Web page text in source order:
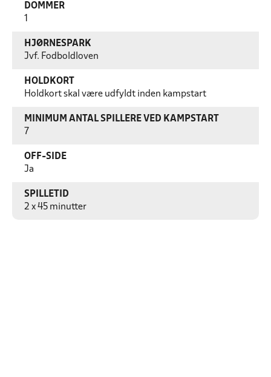
DOMMER
HJØRNESPARK
Jvf. Fodboldloven
HOLDKORT
Holdkort skal være udfyldt inden kampstart
MINIMUM ANTAL SPILLERE VED KAMPSTART
7
OFF-SIDE
Ja
SPILLETID
2 x 45 minutter